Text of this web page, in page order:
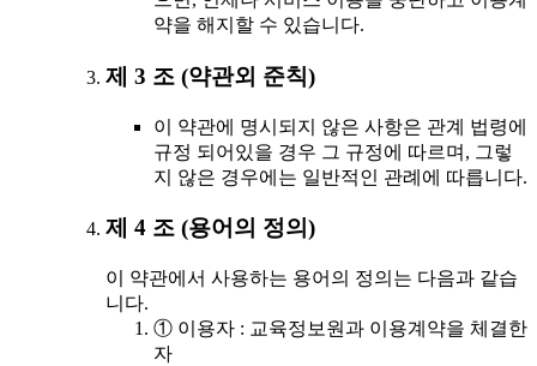
약을 해지할 수 있습니다.
제 3 조 (약관외 준칙)
이 약관에 명시되지 않은 사항은 관계 법령에
규정 되어있을 경우 그 규정에 따르며, 그렇
지 않은 경우에는 일반적인 관례에 따릅니다.
제 4 조 (용어의 정의)
이 약관에서 사용하는 용어의 정의는 다음과 같습
니다.
① 이용자 : 교육정보원과 이용계약을 체결한
자